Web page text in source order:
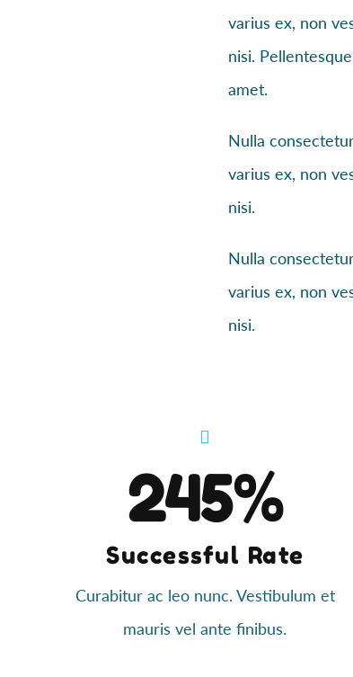
varius ex, non
nisi.
amet.
Nulla
varius ex, non
nisi.
Nulla
varius ex, non
nisi.
245%
Successful Rate
Curabitur ac leo nunc. Vestibulum et
mauris vel ante finibus.